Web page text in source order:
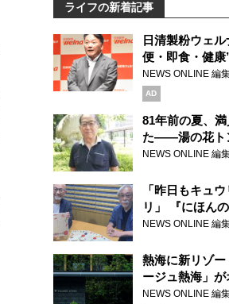
ライフの新着記事
日清製粉ウェ
便・即食・健
展開 「マ・マ
ブランドを強化
NEWS ONLINE 編
AD
81年前の夏、
た――湯の花ト
り継ぐ男性
NEWS ONLINE 編
「昨日もキュ
リ」 『にほん
見つけた家庭料
NEWS ONLINE 編
熱海に新リゾ
ージュ熱海」が
NEWS ONLINE 編